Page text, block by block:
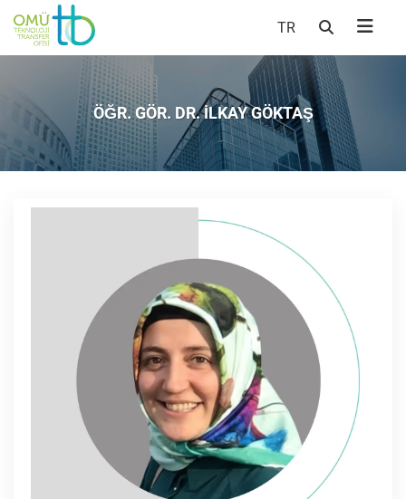
TR
ÖĞR. GÖR. DR. İLKAY GÖKTAŞ